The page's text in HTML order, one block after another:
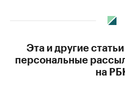
Эта и другие
персональные
на